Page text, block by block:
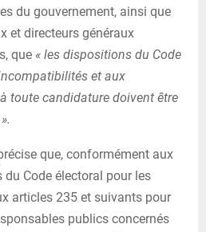
du gouvernement, ainsi que
et directeurs généraux
que « les dispositions du Code
et aux
toute candidature doivent être
que, conformément aux
Code électoral pour les
articles 235 et suivants pour
publics concernés